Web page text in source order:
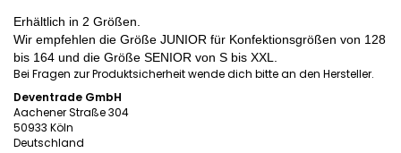
Erhältlich in 2 Größen.
Wir empfehlen die Größe JUNIOR für Konfektionsgrößen von 128
bis 164 und die Größe SENIOR von S bis XXL.
Bei Fragen zur Produktsicherheit wende dich bitte an den Hersteller.
Deventrade GmbH
Aachener Straße 304
50933 Köln
Deutschland